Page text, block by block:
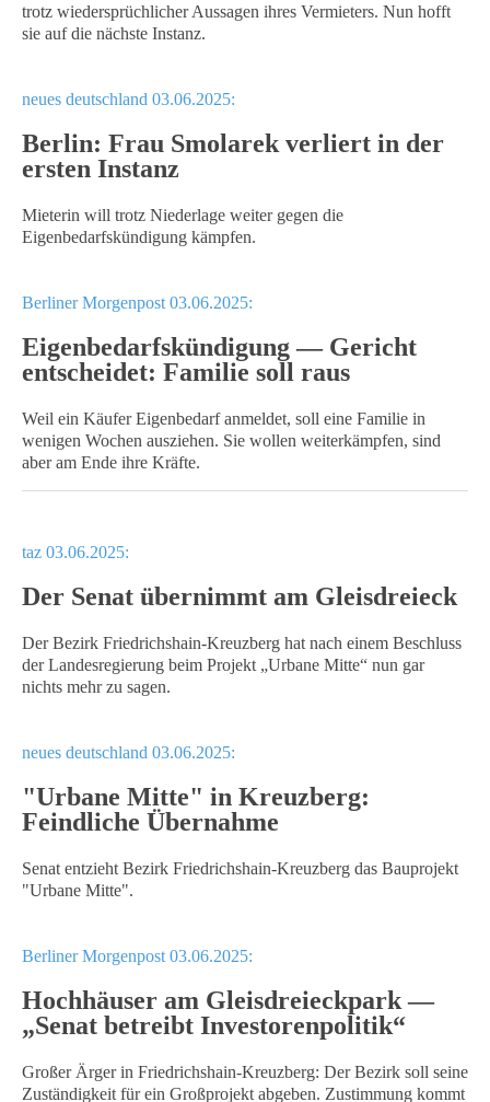
trotz wiedersprüchlicher Aussagen ihres Vermieters. Nun hofft
sie auf die nächste Instanz.
neues deutschland 03.06.2025:
Berlin: Frau Smolarek verliert in der
ersten Instanz
Mieterin will trotz Niederlage weiter gegen die
Eigenbedarfskündigung kämpfen.
Berliner Morgenpost 03.06.2025:
Eigenbedarfskündigung — Gericht
entscheidet: Familie soll raus
Weil ein Käufer Eigenbedarf anmeldet, soll eine Familie in
wenigen Wochen ausziehen. Sie wollen weiterkämpfen, sind
aber am Ende ihre Kräfte.
taz 03.06.2025:
Der Senat übernimmt am Gleisdreieck
Der Bezirk Friedrichshain-Kreuzberg hat nach einem Beschluss
der Landesregierung beim Projekt „Urbane Mitte“ nun gar
nichts mehr zu sagen.
neues deutschland 03.06.2025:
"Urbane Mitte" in Kreuzberg:
Feindliche Übernahme
Senat entzieht Bezirk Friedrichshain-Kreuzberg das Bauprojekt
"Urbane Mitte".
Berliner Morgenpost 03.06.2025:
Hochhäuser am Gleisdreieckpark —
„Senat betreibt Investorenpolitik“
Großer Ärger in Friedrichshain-Kreuzberg: Der Bezirk soll seine
Zuständigkeit für ein Großprojekt abgeben. Zustimmung kommt